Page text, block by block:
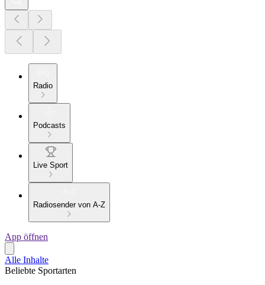
Radio
Podcasts
Live Sport
Radiosender von A-Z
App öffnen
Alle Inhalte
Beliebte Sportarten